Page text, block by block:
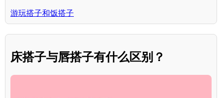
游玩搭子和饭搭子
床搭子与唇搭子有什么区别？